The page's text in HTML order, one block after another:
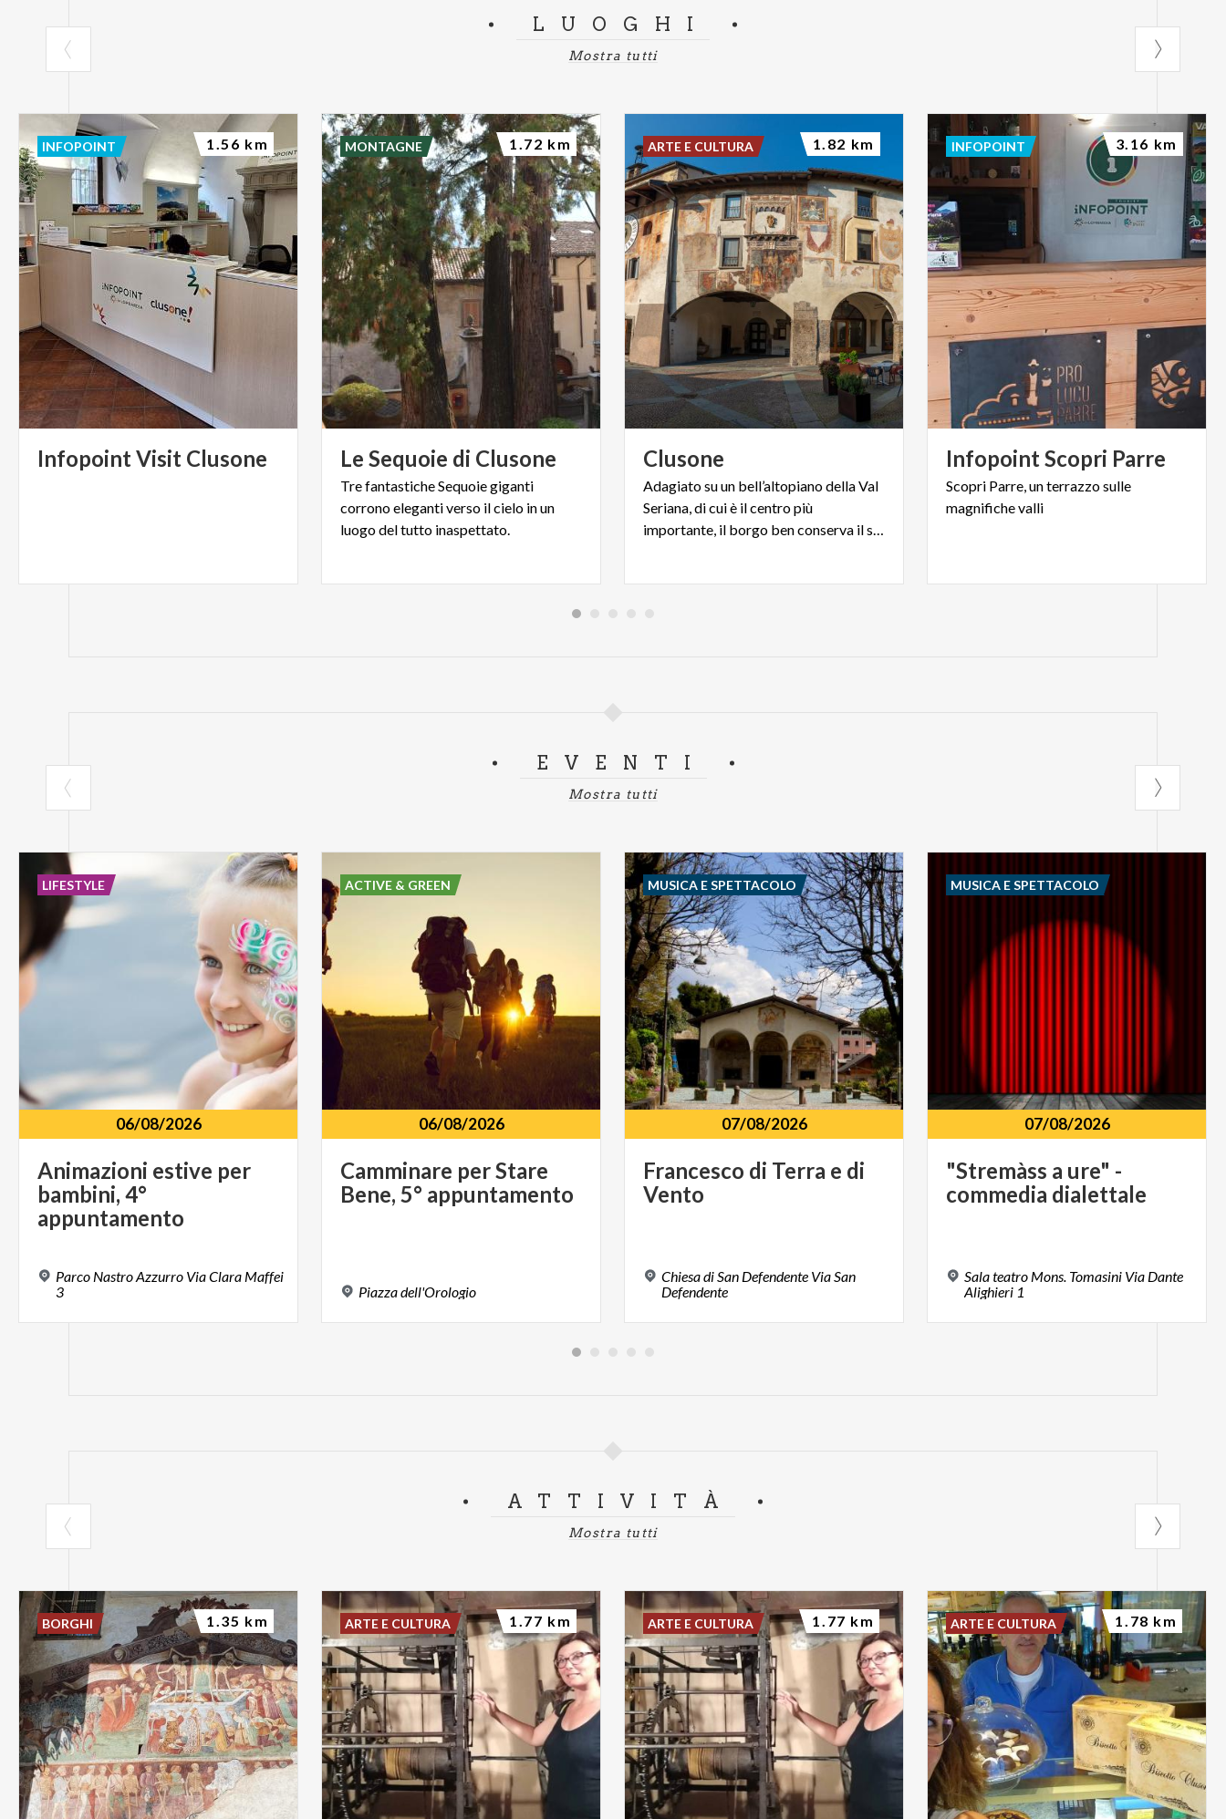
LUOGHI
Mostra tutti
InfopointVisit Clusone
INFOPOINT 1.56 km
Le Sequoie di Clusone
Tre fantastiche Sequoie giganti
corrono eleganti verso il cielo in un
luogo del tutto inaspettato.
MONTAGNE 1.72 km
Clusone
Adagiato su un bell’altopiano della Val
Seriana, di cui è il centro più
importante, il borgo ben conserva il suo nucleo storico.
ARTE E CULTURA 1.82 km
InfopointScopri Parre
Scopri Parre,unterrazzosulle
magnifichevalli
INFOPOINT 3.16 km
EVENTI
Mostra tutti
06/08/2026
Animazioni estive per
bambini, 4°
appuntamento
Parco Nastro Azzurro Via Clara Maffei
3
LIFESTYLE
06/08/2026
Camminare perStare
Bene, 5° appuntamento
Piazzadell'Orologio
ACTIVE & GREEN
07/08/2026
Francesco di Terra e di
Vento
Chiesa di San Defendente Via San
Defendente
MUSICA E SPETTACOLO
07/08/2026
"Stremàss a ure" -
commedia dialettale
Sala teatro Mons. Tomasini Via Dante
Alighieri 1
MUSICA E SPETTACOLO
ATTIVITÀ
Mostra tutti
BORGHI 1.35 km ARTE E CULTURA 1.77 km ARTE E CULTURA 1.77 km ARTE E CULTURA 1.78 km